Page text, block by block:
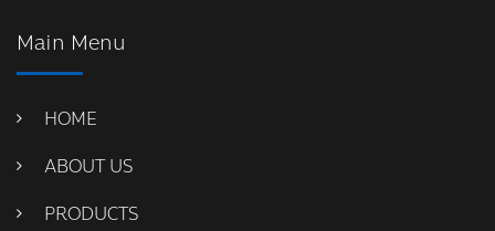
Main Menu
HOME
ABOUT US
PRODUCTS